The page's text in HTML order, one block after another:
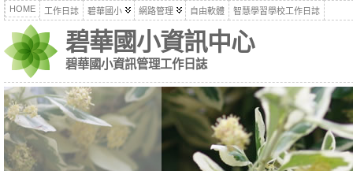
HOME 工作日誌 碧華國小 網路管理 自由軟體 智慧學習學校工作日誌
碧華國小資訊中心
碧華國小資訊管理工作日誌